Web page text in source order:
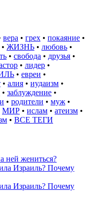
вера • грех • покаяние •
• ЖИЗНЬ • любовь •
• свобода • друзья •
• лидер •
• евреи •
• алия • иудаизм •
• заблуждение •
• родители • муж •
МИР • ислам • атеизм •
• ВСЕ ТЕГИ
ней жениться?
Израиль? Почему
Израиль? Почему